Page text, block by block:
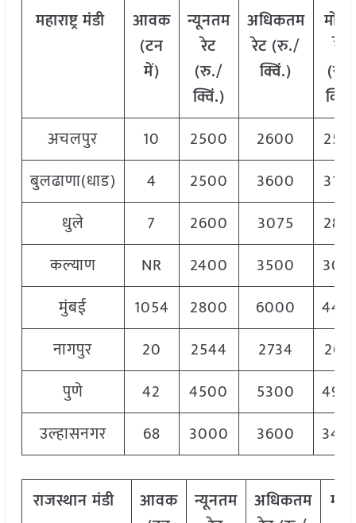
महाराष्ट्रमंडी
आवक
(टन
में)
न्यूनतम
रेट
(रु./
क्विं.)
अधिकतम
रेट (रु./
क्विं.)
रेट
(रु./
अचलपुर
10 2500 2600
बुलढाणा(धाड)
4 2500 3600
धुले
7 2600 3075
कल्याण
NR 2400 3500
मुंबई
1054 2800 6000
नागपुर
20 2544 2734
पुणे
42 4500 5300
उल्हासनगर
68 3000 3600
राजस्थान मंडी
आवक
न्यूनतम
अधिकतम